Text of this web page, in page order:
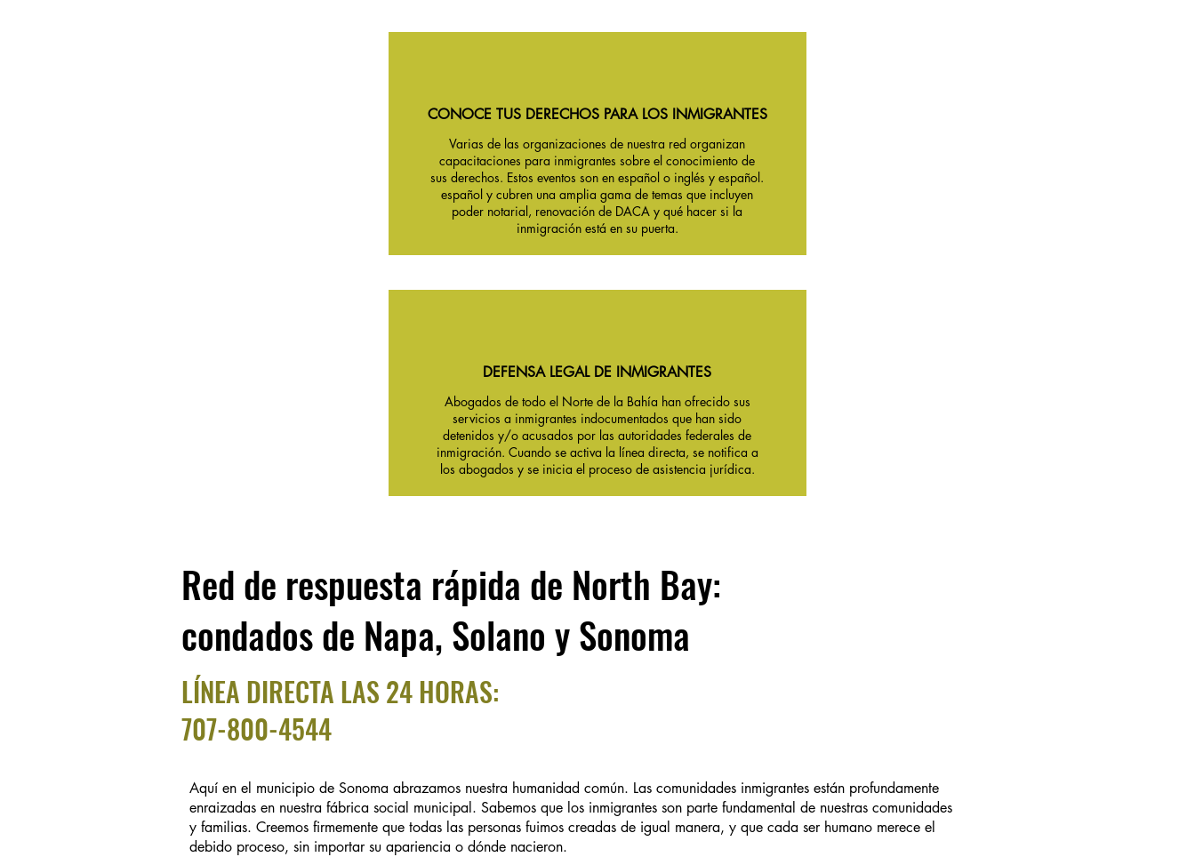
Varias de las organizaciones de nuestra red organizan
capacitaciones para inmigrantes sobre el conocimiento de
sus derechos. Estos eventos son en español o inglés y español.
español y cubren una amplia gama de temas que incluyen
poder notarial, renovación de DACA y qué hacer si la
inmigración está en su puerta.
CONOCE TUS DERECHOS PARA LOS INMIGRANTES
Abogados de todo el Norte de la Bahía han ofrecido sus
servicios a inmigrantes indocumentados que han sido
detenidos y/o acusados por las autoridades federales de
inmigración. Cuando se activa la línea directa, se notifica a
los abogados y se inicia el proceso de asistencia jurídica.
DEFENSA LEGAL DE INMIGRANTES
Red de respuesta rápida de North Bay:
condados de Napa, Solano y Sonoma
LÍNEA DIRECTA LAS 24 HORAS:
707-800-4544
Aquí en el municipio de Sonoma abrazamos nuestra humanidad común. Las comunidades inmigrantes están profundamente
enraizadas en nuestra fábrica social municipal. Sabemos que los inmigrantes son parte fundamental de nuestras comunidades
y familias. Creemos firmemente que todas las personas fuimos creadas de igual manera, y que cada ser humano merece el
debido proceso, sin importar su apariencia o dónde nacieron.